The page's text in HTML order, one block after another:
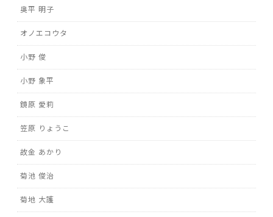
奥平 明子
オノエコウタ
小野 俊
小野 象平
鏡原 愛莉
笠原 りょうこ
故金 あかり
菊池 俊治
菊地 大護